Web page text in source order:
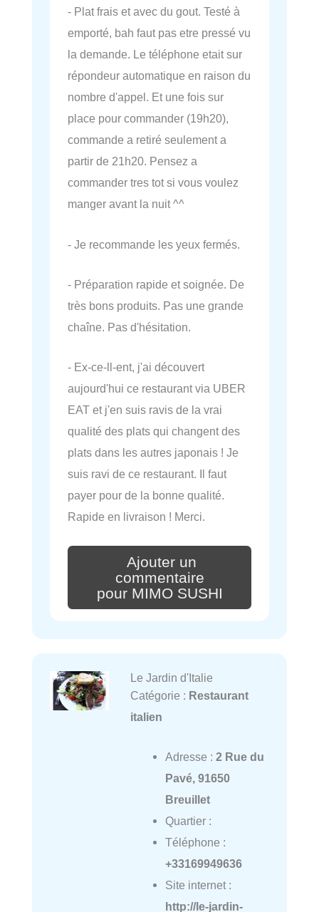
- Plat frais et avec du gout. Testé à
emporté, bah faut pas etre pressé vu
la demande. Le téléphone etait sur
répondeur automatique en raison du
nombre d'appel. Et une fois sur
place pour commander (19h20),
commande a retiré seulement a
partir de 21h20. Pensez a
commander tres tot si vous voulez
manger avant la nuit ^^
- Je recommande les yeux fermés.
- Préparation rapide et soignée. De
très bons produits. Pas une grande
chaîne. Pas d'hésitation.
- Ex-ce-ll-ent, j'ai découvert
aujourd'hui ce restaurant via UBER
EAT et j'en suis ravis de la vrai
qualité des plats qui changent des
plats dans les autres japonais ! Je
suis ravi de ce restaurant. Il faut
payer pour de la bonne qualité.
Rapide en livraison ! Merci.
Ajouter un
commentaire
pour MIMO SUSHI
Le Jardin d'Italie
Catégorie : Restaurant
italien
Adresse : 2 Rue du
Pavé, 91650
Breuillet
Quartier :
Téléphone :
+33169949636
Site internet :
http://le-jardin-